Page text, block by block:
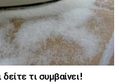
τι συμβαίνει!